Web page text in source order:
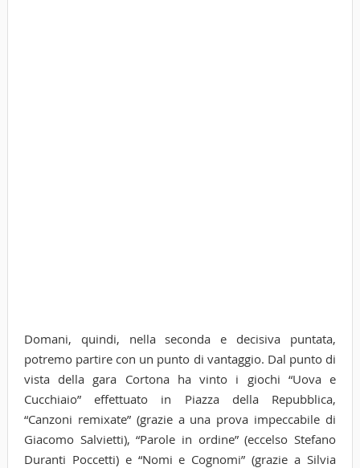
Domani, quindi, nella seconda e decisiva puntata,
potremo partire con un punto di vantaggio. Dal punto di
vista della gara Cortona ha vinto i giochi “Uova e
Cucchiaio” effettuato in Piazza della Repubblica,
“Canzoni remixate” (grazie a una prova impeccabile di
Giacomo Salvietti), “Parole in ordine” (eccelso Stefano
Duranti Poccetti) e “Nomi e Cognomi” (grazie a Silvia